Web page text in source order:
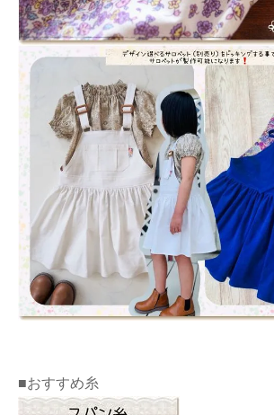
■おすすめ糸